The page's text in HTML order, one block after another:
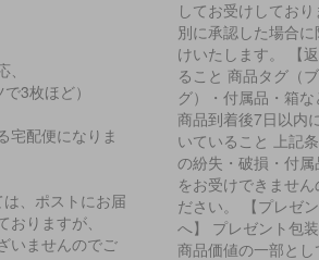
3枚ほど）
宅配便になりま
、ポストにお届
りますが、
いませんのでご
してお受けしてお
別に承認した場合
けいたします。 【
ること 商品タグ（
グ）・付属品・箱
商品到着後7日以内
いていること 上記
の紛失・破損・付
をお受けできませ
ださい。 【プレゼ
へ】 プレゼント包
商品価値の一部と